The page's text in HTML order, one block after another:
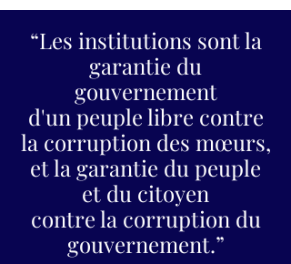
“Les institutions sont la
garantie du
gouvernement
d'un peuple libre contre
la corruption des mœurs,
et la garantie du peuple
et du citoyen
contre la corruption du
gouvernement.”